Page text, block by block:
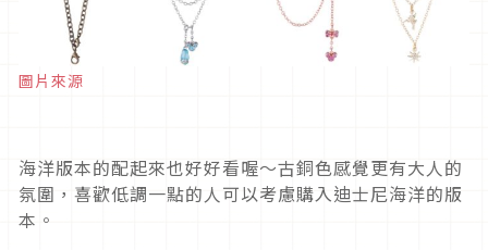
圖片來源
海洋版本的配起來也好好看喔～古銅色感覺更有大人的
氛圍，喜歡低調一點的人可以考慮購入迪士尼海洋的版
本。